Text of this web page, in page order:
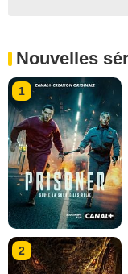
Nouvelles
1
2